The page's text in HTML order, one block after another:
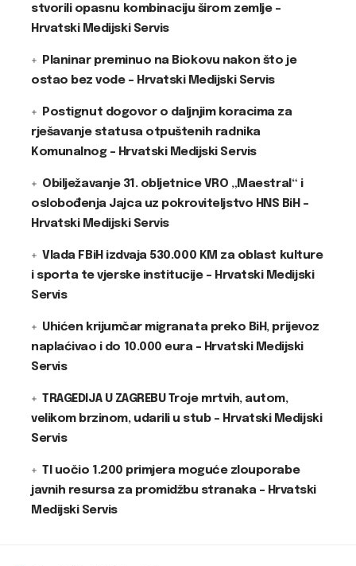
stvorili opasnu kombinaciju širom zemlje –
Hrvatski Medijski Servis
Planinar preminuo na Biokovu nakon što je
ostao bez vode – Hrvatski Medijski Servis
Postignut dogovor o daljnjim koracima za
rješavanje statusa otpuštenih radnika
Komunalnog – Hrvatski Medijski Servis
Obilježavanje 31. obljetnice VRO „Maestral“ i
oslobođenja Jajca uz pokroviteljstvo HNS BiH –
Hrvatski Medijski Servis
Vlada FBiH izdvaja 530.000 KM za oblast kulture
i sporta te vjerske institucije – Hrvatski Medijski
Servis
Uhićen krijumčar migranata preko BiH, prijevoz
naplaćivao i do 10.000 eura – Hrvatski Medijski
Servis
TRAGEDIJA U ZAGREBU Troje mrtvih, autom,
velikom brzinom, udarili u stub – Hrvatski Medijski
Servis
TI uočio 1.200 primjera moguće zlouporabe
javnih resursa za promidžbu stranaka – Hrvatski
Medijski Servis